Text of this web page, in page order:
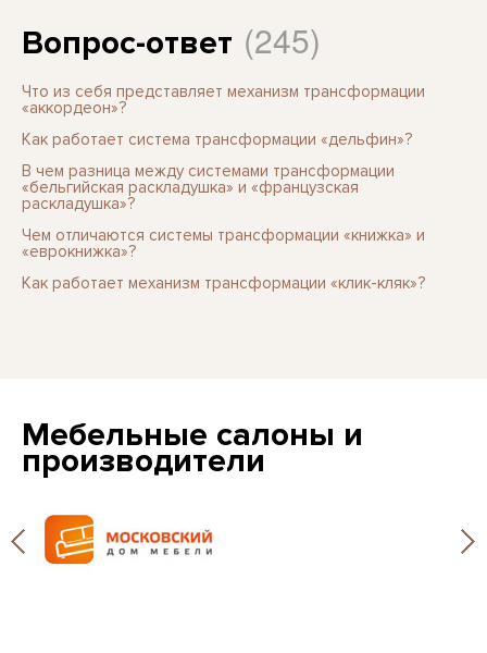
Вопрос-ответ (245)
Что из себя представляет механизм трансформации
«аккордеон»?
Как работает система трансформации «дельфин»?
В чем разница между системами трансформации
«бельгийская раскладушка» и «французская
раскладушка»?
Чем отличаются системы трансформации «книжка» и
«еврокнижка»?
Как работает механизм трансформации «клик-кляк»?
Мебельные салоны и
производители